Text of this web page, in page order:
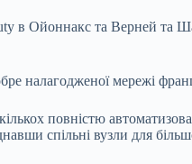
в Ойоннакс та Верней та
налагодженої мережі
повністю
спільні вузли для